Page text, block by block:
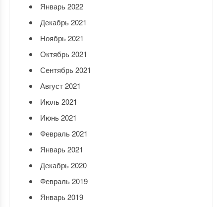
Январь 2022
Декабрь 2021
Ноябрь 2021
Октябрь 2021
Сентябрь 2021
Август 2021
Июль 2021
Июнь 2021
Февраль 2021
Январь 2021
Декабрь 2020
Февраль 2019
Январь 2019